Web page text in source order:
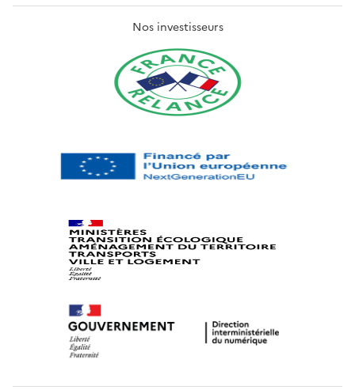
Nos investisseurs